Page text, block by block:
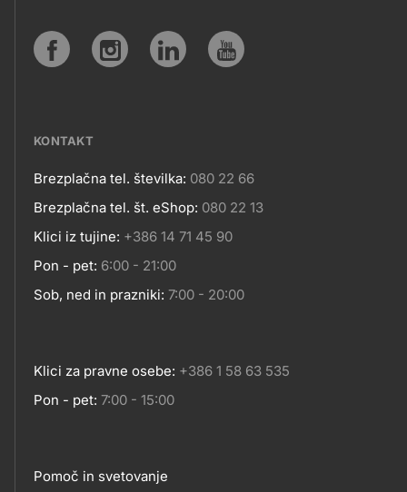
SPLETNA
KONTAKT
Kontakt
Brezplačna tel. številka: 080 22 66
Brezplačna tel. št. eShop: 080 22 13
Klici iz tujine: +386 14 71 45 90
Pon - pet: 6:00 - 21:00
Sob, ned in prazniki: 7:00 - 20:00
Klici za pravne osebe: +386 1 58 63 535
Pon - pet: 7:00 - 15:00
Pomoč in svetovanje